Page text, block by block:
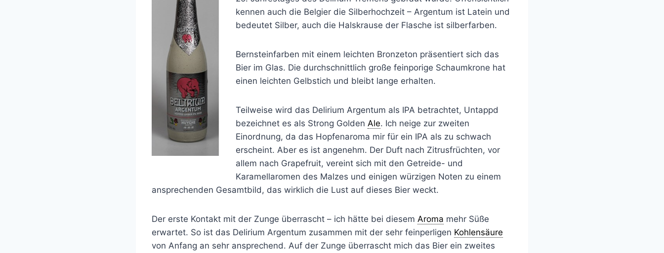
kennen auch die Belgier die Silberhochzeit – Argentum ist Latein und
bedeutet Silber, auch die Halskrause der Flasche ist silberfarben.
Bernsteinfarben mit einem leichten Bronzeton präsentiert sich das
Bier im Glas. Die durchschnittlich große feinporige Schaumkrone hat
einen leichten Gelbstich und bleibt lange erhalten.
Teilweise wird das Delirium Argentum als IPA betrachtet, Untappd
bezeichnet es als Strong Golden Ale. Ich neige zur zweiten
Einordnung, da das Hopfenaroma mir für ein IPA als zu schwach
erscheint. Aber es ist angenehm. Der Duft nach Zitrusfrüchten, vor
allem nach Grapefruit, vereint sich mit den Getreide- und
Karamellaromen des Malzes und einigen würzigen Noten zu einem
ansprechenden Gesamtbild, das wirklich die Lust auf dieses Bier weckt.
Der erste Kontakt mit der Zunge überrascht – ich hätte bei diesem Aroma mehr Süße
erwartet. So ist das Delirium Argentum zusammen mit der sehr feinperligen Kohlensäure
von Anfang an sehr ansprechend. Auf der Zunge überrascht mich das Bier ein zweites